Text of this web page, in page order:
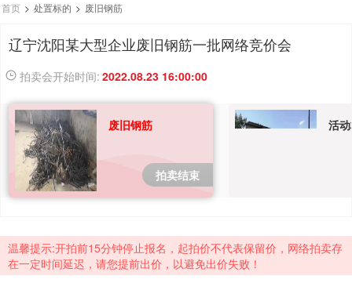
处置标的
直播专区
处置专区
成交案例
打折资产
聚循环
首页 > 处置标的 > 废旧钢筋
辽宁沈阳某大型企业废旧钢筋一批网络竞价会
拍卖会开始时间: 2022.08.23 16:00:00
废旧钢筋
拍卖结束
活
温馨提示:开拍前15分钟停止报名，起拍价不代表保留价，网络拍卖存
在一定时间延迟，请您提前出价，以避免出价失败！